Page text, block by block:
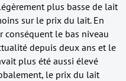
plus basse de lait
sur le prix du lait. En
conséquent le bas niveau
depuis deux ans et le
plus été aussi élevé
le prix du lait